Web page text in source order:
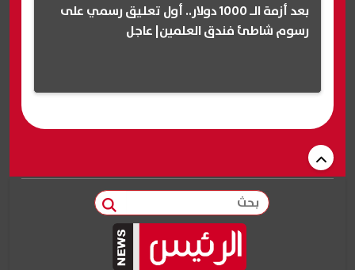
بعد أزمة الـ 1000 دولار.. أول تعليق رسمي على
رسوم شاطئ فندق العلمين| عاجل
بحث